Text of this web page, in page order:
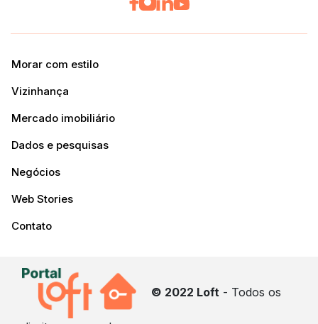
Morar com estilo
Vizinhança
Mercado imobiliário
Dados e pesquisas
Negócios
Web Stories
Contato
© 2022 Loft - Todos os